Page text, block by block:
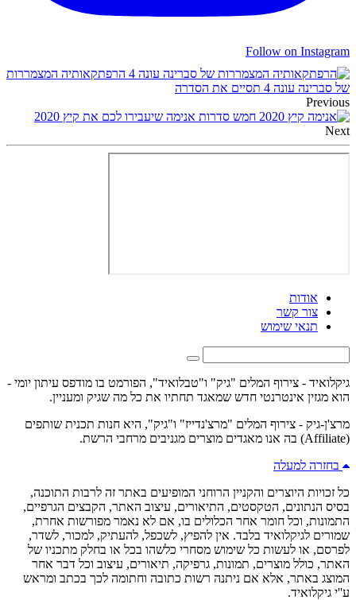
Follow on Instagram
הרפתקאותיה המצמררות
של סברינה עונה 4 תסיים את הסדרה
Previous
חמש סדרות אנימה שיעבירו לכם את קיץ 2020
Next
אודות
צור קשר
תנאי שימוש
גיקלואיד - צירוף המלים "גיק" ו"טבלואיד", הפורמט בו מודפס עיתון יומי -
הוא מגזין אינטרנטי חדש שמאגד תחתיו את כל מה שגיק ומעניין.
מרצ'ן-גיק - צירוף המלים "מרצ'נדייז" ו"גיק", היא חנות תכנית שותפים
(Affiliate) בה אנו מאגדים מוצרים מגניבים מרחבי הרשת.
בחזרה למעלה
כל זכויות היוצרים והקניין הרוחני המופיעים באתר זה לרבות התוכנה,
בסיס הנתונים, הטקסטים, התיאורים, עיצוב האתר, הקבצים הגרפיים,
התמונות, וכל חומר אחר הכלולים בו, אם לא נאמר מפורשות אחרת,
שמורים לגיקלואיד בלבד. אין להפיץ, לשכפל, להעתיק, למכור, לשדר,
לפרסם, או לעשות כל שימוש מסחרי כלשהו בכל או בחלק מתכניו של
האתר, כולל מוצרים, תמונות, גרפיקה, תיאורים, עיצוב וכל דבר אחר
המוצג באתר, אלא אם ניתנה רשות כתובה וחתומה לכך בכתב ומראש
ע''י גיקלואיד.